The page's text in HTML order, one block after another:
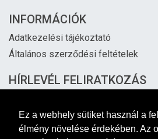
Ez a webhely sütiket használ a
élmény növelése érdekében. Az
INFORMÁCIÓK
Adatkezelési tájékoztató
Általános szerződési feltételek
HÍRLEVÉL FELIRATKOZÁS